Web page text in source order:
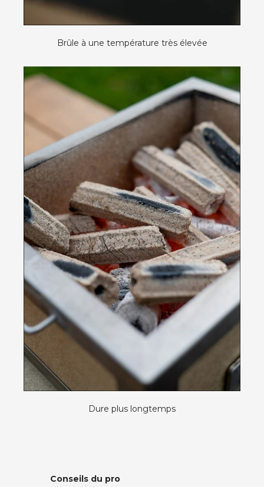
Brûle à une température très élevée
Dure plus longtemps
Conseils du pro